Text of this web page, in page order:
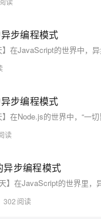
步编程模式
步编程模式
步编程模式
302